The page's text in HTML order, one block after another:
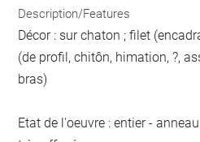
Description/Features
Décor : sur chaton ; filet
(de profil, chitôn, himation, ?,
bras)
Etat de l'oeuvre : entier -